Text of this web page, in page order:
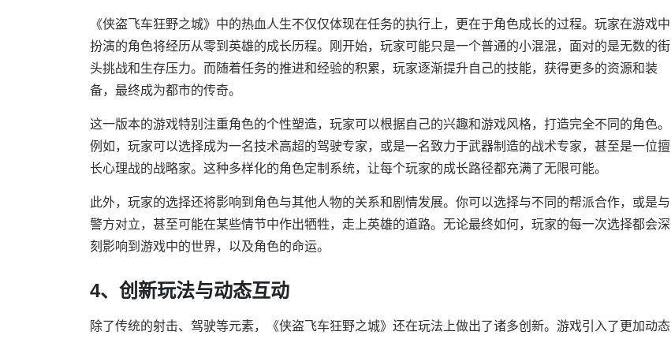
《侠盗飞车狂野之城》中的热血人生不仅仅体现在任务的执行上，更在于角色成长的过程。玩家在游戏中
扮演的角色将经历从零到英雄的成长历程。刚开始，玩家可能只是一个普通的小混混，面对的是无数的街
头挑战和生存压力。而随着任务的推进和经验的积累，玩家逐渐提升自己的技能，获得更多的资源和装
备，最终成为都市的传奇。
这一版本的游戏特别注重角色的个性塑造，玩家可以根据自己的兴趣和游戏风格，打造完全不同的角色。
例如，玩家可以选择成为一名技术高超的驾驶专家，或是一名致力于武器制造的战术专家，甚至是一位擅
长心理战的战略家。这种多样化的角色定制系统，让每个玩家的成长路径都充满了无限可能。
此外，玩家的选择还将影响到角色与其他人物的关系和剧情发展。你可以选择与不同的帮派合作，或是与
警方对立，甚至可能在某些情节中作出牺牲，走上英雄的道路。无论最终如何，玩家的每一次选择都会深
刻影响到游戏中的世界，以及角色的命运。
4、创新玩法与动态互动
除了传统的射击、驾驶等元素，《侠盗飞车狂野之城》还在玩法上做出了诸多创新。游戏引入了更加动态